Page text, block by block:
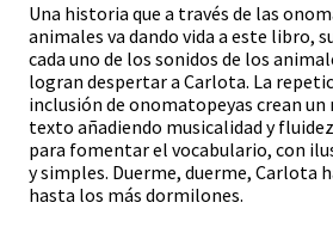
Una historia que a través de las
animales va dando vida a este libro,
cada uno de los sonidos de los
logran despertar a Carlota. La
inclusión de onomatopeyas crean
texto añadiendo musicalidad y
para fomentar el vocabulario, con
y simples. Duerme, duerme, Carlota
hasta los más dormilones.